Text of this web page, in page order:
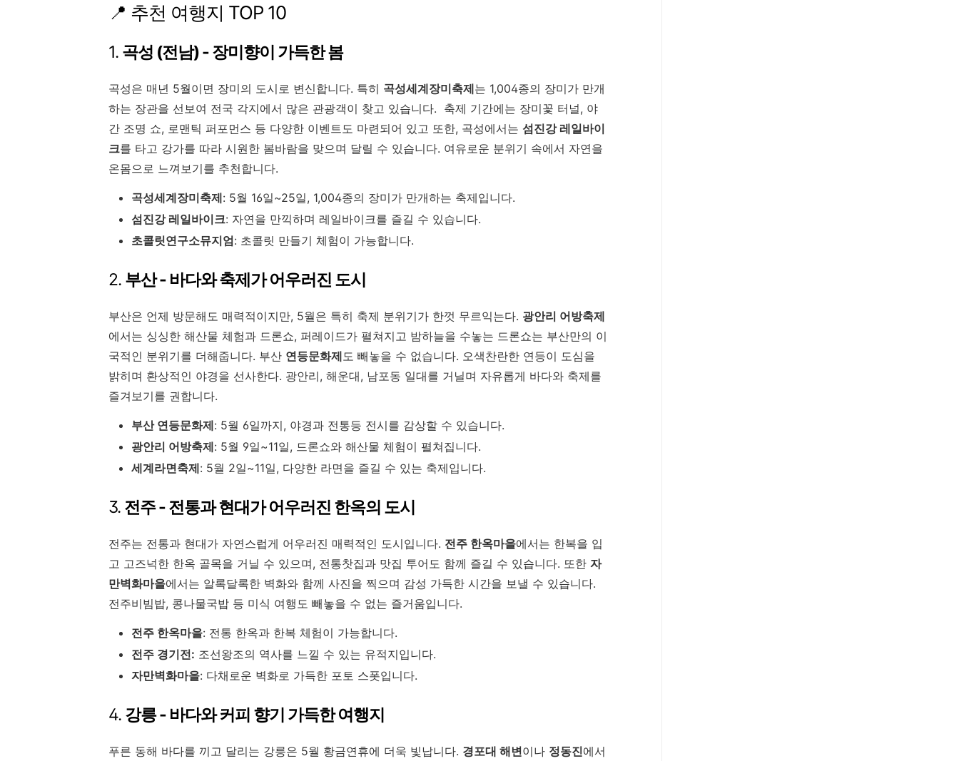
📍 추천 여행지 TOP 10
1. 곡성 (전남) - 장미향이 가득한 봄
곡성은 매년 5월이면 장미의 도시로 변신합니다. 특히 곡성세계장미축제는 1,004종의 장미가 만개
하는 장관을 선보여 전국 각지에서 많은 관광객이 찾고 있습니다. 축제 기간에는 장미꽃 터널, 야
간 조명 쇼, 로맨틱 퍼포먼스 등 다양한 이벤트도 마련되어 있고 또한, 곡성에서는 섬진강 레일바이
크를 타고 강가를 따라 시원한 봄바람을 맞으며 달릴 수 있습니다. 여유로운 분위기 속에서 자연을
온몸으로 느껴보기를 추천합니다.
곡성세계장미축제: 5월 16일~25일, 1,004종의 장미가 만개하는 축제입니다.
섬진강 레일바이크: 자연을 만끽하며 레일바이크를 즐길 수 있습니다.
초콜릿연구소뮤지엄: 초콜릿 만들기 체험이 가능합니다.
2. 부산 - 바다와 축제가 어우러진 도시
부산은 언제 방문해도 매력적이지만, 5월은 특히 축제 분위기가 한껏 무르익는다. 광안리 어방축제
에서는 싱싱한 해산물 체험과 드론쇼, 퍼레이드가 펼쳐지고 밤하늘을 수놓는 드론쇼는 부산만의 이
국적인 분위기를 더해줍니다. 부산 연등문화제 도 빼놓을 수 없습니다. 오색찬란한 연등이 도심을
밝히며 환상적인 야경을 선사한다. 광안리, 해운대, 남포동 일대를 거닐며 자유롭게 바다와 축제를
즐겨보기를 권합니다.
부산 연등문화제: 5월 6일까지, 야경과 전통등 전시를 감상할 수 있습니다.
광안리 어방축제: 5월 9일~11일, 드론쇼와 해산물 체험이 펼쳐집니다.
세계라면축제: 5월 2일~11일, 다양한 라면을 즐길 수 있는 축제입니다.
3. 전주 - 전통과 현대가 어우러진 한옥의 도시
전주는 전통과 현대가 자연스럽게 어우러진 매력적인 도시입니다. 전주 한옥마을에서는 한복을 입
고 고즈넉한 한옥 골목을 거닐 수 있으며, 전통찻집과 맛집 투어도 함께 즐길 수 있습니다. 또한 자
만벽화마을에서는 알록달록한 벽화와 함께 사진을 찍으며 감성 가득한 시간을 보낼 수 있습니다.
전주비빔밥, 콩나물국밥 등 미식 여행도 빼놓을 수 없는 즐거움입니다.
전주 한옥마을: 전통 한옥과 한복 체험이 가능합니다.
전주 경기전: 조선왕조의 역사를 느낄 수 있는 유적지입니다.
자만벽화마을: 다채로운 벽화로 가득한 포토 스폿입니다.
4. 강릉 - 바다와 커피 향기 가득한 여행지
푸른 동해 바다를 끼고 달리는 강릉은 5월 황금연휴에 더욱 빛납니다. 경포대 해변이나 정동진에서